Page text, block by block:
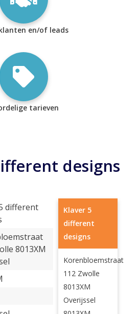
en/of leads
tarieven
designs
different
8013XM
Klaver 5
different
designs
Korenbloemstraat
112 Zwolle
8013XM
Overijssel